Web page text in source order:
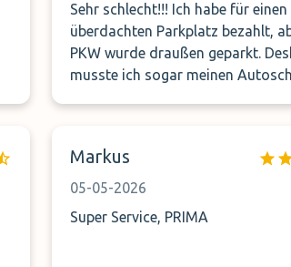
Sehr schlecht!!! Ich habe für einen
überdachten Parkplatz bezahlt,
PKW wurde draußen geparkt.
musste ich sogar meinen
07:00 Uhr abholen sollte, obwohl
bis 15:00 Uhr reserviert hatte.
gebucht. Unerhört! Außerdem
Markus
05-05-2026
Super Service, PRIMA